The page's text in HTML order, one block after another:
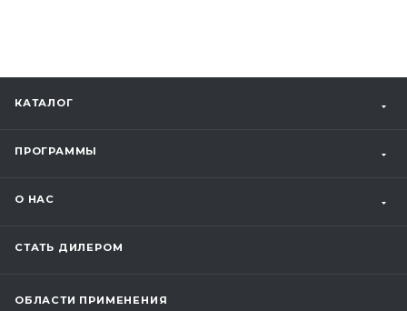
КАТАЛОГ
ПРОГРАММЫ
О НАС
СТАТЬ ДИЛЕРОМ
ОБЛАСТИ ПРИМЕНЕНИЯ